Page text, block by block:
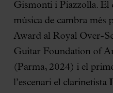
Gismonti i Piazzolla. El
música de cambra més
Award al Royal Over-
Guitar Foundation of
(Parma, 2024) i el
l’escenari el clarinetista